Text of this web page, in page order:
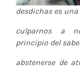
desdichas es
culparnos a
principio del
abstenerse de